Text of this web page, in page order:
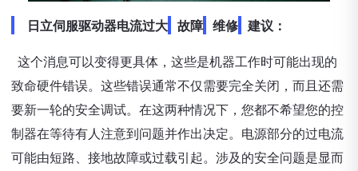
日立伺服驱动器电流过大 故障 维修 建议：
这个消息可以变得更具体，这些是机器工作时可能出现的
致命硬件错误。这些错误通常不仅需要完全关闭，而且还需
要新一轮的安全调试。在这两种情况下，您都不希望您的控
制器在等待有人注意到问题并作出决定。电源部分的过电流
可能由短路、接地故障或过载引起。涉及的安全问题是显而